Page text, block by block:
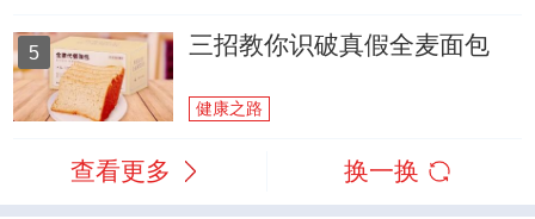
5 三招教你识破真假全麦面包
健康之路
查看更多 换一换